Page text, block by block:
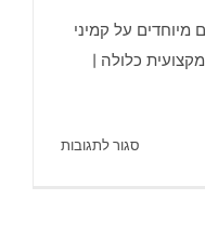
מיוחדים על קמיני
כלולה |
סגור לתגובותעל